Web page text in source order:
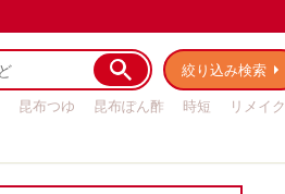
絞り込み検索
昆布つゆ 昆布ぽん酢 時短
リメイク